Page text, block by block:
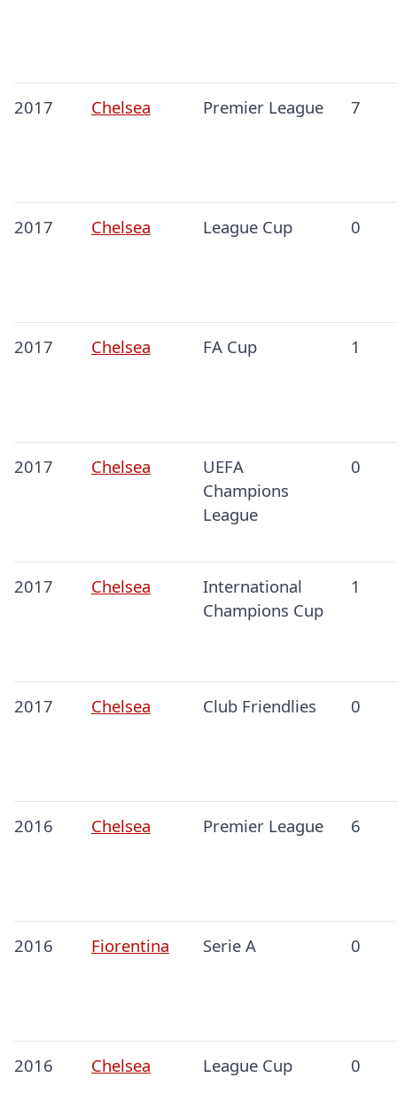
2017 Chelsea Premier League 7
2017 Chelsea League Cup 0
2017 Chelsea FA Cup 1
2017 Chelsea
UEFA
Champions
League
0
2017 Chelsea
International
Champions Cup
1
2017 Chelsea Club Friendlies 0
2016 Chelsea Premier League 6
2016 Fiorentina Serie A 0
2016 Chelsea League Cup 0